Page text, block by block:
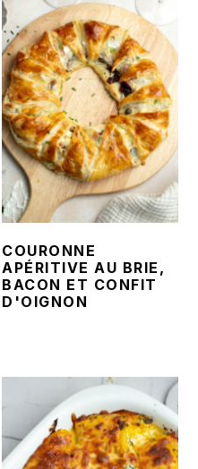
COURONNE
APÉRITIVE AU BRIE,
BACON ET CONFIT
D'OIGNON